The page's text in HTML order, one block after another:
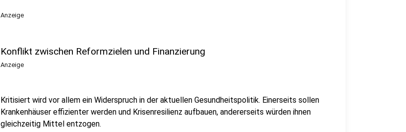
Anzeige
Konflikt zwischen Reformzielen und Finanzierung
Anzeige
Kritisiert wird vor allem ein Widerspruch in der aktuellen Gesundheitspolitik. Einerseits sollen
Krankenhäuser effizienter werden und Krisenresilienz aufbauen, andererseits würden ihnen
gleichzeitig Mittel entzogen.